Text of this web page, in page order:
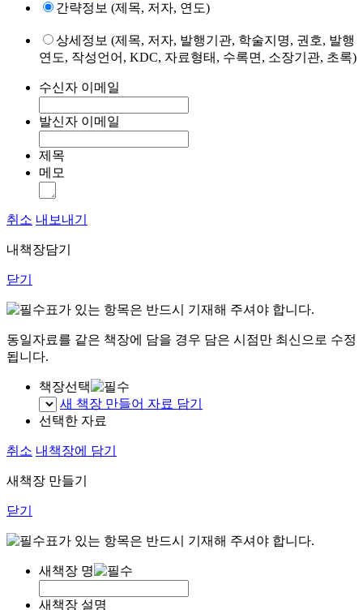
간략정보 (제목, 저자, 연도)
상세정보 (제목, 저자, 발행기관, 학술지명, 권호, 발행
연도, 작성언어, KDC, 자료형태, 수록면, 소장기관, 초록)
수신자 이메일
발신자 이메일
제목
메모
취소 내보내기
내책장담기
닫기
표가 있는 항목은 반드시 기재해 주셔야 합니다.
동일자료를 같은 책장에 담을 경우 담은 시점만 최신으로 수정
됩니다.
책장선택
새 책장 만들어 자료 담기
선택한 자료
취소 내책장에 담기
새책장 만들기
닫기
표가 있는 항목은 반드시 기재해 주셔야 합니다.
새책장 명
새책장 설명